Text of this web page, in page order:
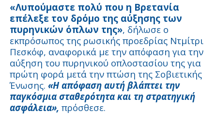
«Λυπούμαστε πολύ που η Βρετανία
επέλεξε τον δρόμο της αύξησης των
πυρηνικών όπλων της», δήλωσε ο
εκπρόσωπος της ρωσικής προεδρίας Ντμίτρι
Πεσκόφ, αναφορικά με την απόφαση για την
αύξηση του πυρηνικού οπλοστασίου της για
πρώτη φορά μετά την πτώση της Σοβιετικής
Ένωσης. «Η απόφαση αυτή βλάπτει την
παγκόσμια σταθερότητα και τη στρατηγική
ασφάλεια», πρόσθεσε.